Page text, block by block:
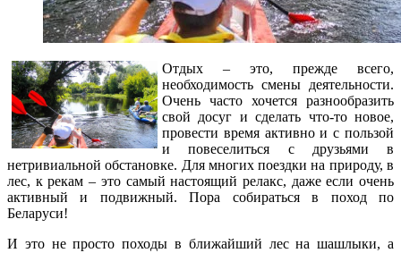
Отдых – это, прежде всего,
необходимость смены деятельности.
Очень часто хочется разнообразить
свой досуг и сделать что-то новое,
провести время активно и с пользой
и повеселиться с друзьями в
нетривиальной обстановке. Для многих поездки на природу, в
лес, к рекам – это самый настоящий релакс, даже если очень
активный и подвижный. Пора собираться в поход по
Беларуси!
И это не просто походы в ближайший лес на шашлыки, а